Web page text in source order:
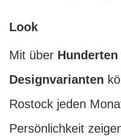
Look
Mit über
Designvarianten
Rostock jeden
Persönlichkeit